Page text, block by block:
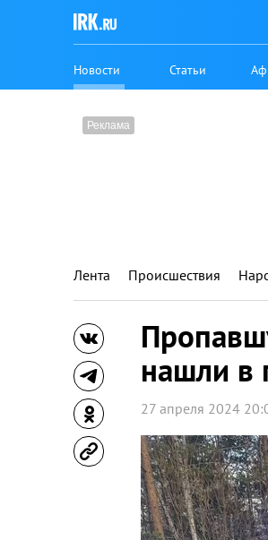
Новости Статьи
Лента Происшествия
нашли в
27 апреля 2024